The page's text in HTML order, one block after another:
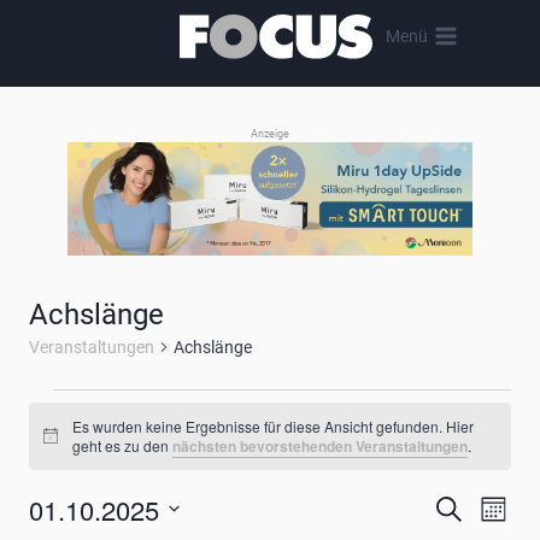
Menü
Anzeige
Achslänge
Veranstaltungen Achslänge
Veranstaltungen
Hinweis
Es wurden keine Ergebnisse für diese Ansicht gefunden. Hier
geht es zu den nächsten bevorstehenden Veranstaltungen.
Suche
Monat
01.10.2025